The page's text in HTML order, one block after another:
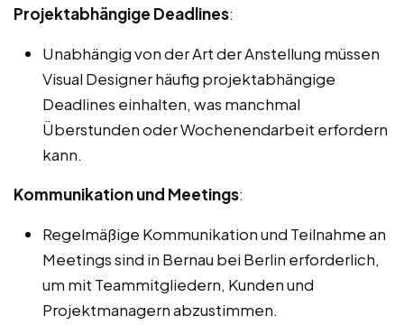
Projektabhängige Deadlines:
Unabhängig von der Art der Anstellung müssen
Visual Designer häufig projektabhängige
Deadlines einhalten, was manchmal
Überstunden oder Wochenendarbeit erfordern
kann.
Kommunikation und Meetings:
Regelmäßige Kommunikation und Teilnahme an
Meetings sind in Bernau bei Berlin erforderlich,
um mit Teammitgliedern, Kunden und
Projektmanagern abzustimmen.